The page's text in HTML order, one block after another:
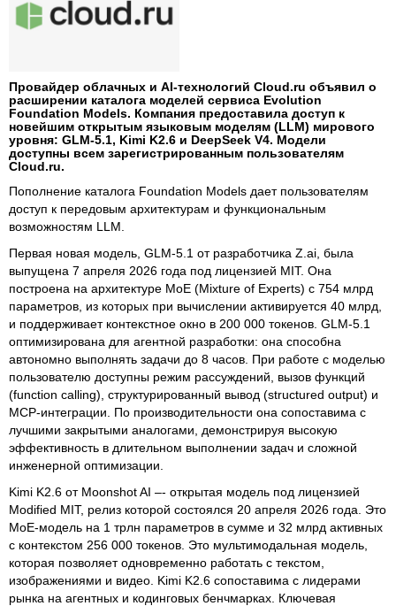
Провайдер облачных и AI-технологий Cloud.ru объявил о
расширении каталога моделей сервиса Evolution
Foundation Models. Компания предоставила доступ к
новейшим открытым языковым моделям (LLM) мирового
уровня: GLM-5.1, Kimi K2.6 и DeepSeek V4. Модели
доступны всем зарегистрированным пользователям
Cloud.ru.
Пополнение каталога Foundation Models дает пользователям
доступ к передовым архитектурам и функциональным
возможностям LLM.
Первая новая модель, GLM-5.1 от разработчика Z.ai, была
выпущена 7 апреля 2026 года под лицензией MIT. Она
построена на архитектуре MoE (Mixture of Experts) с 754 млрд
параметров, из которых при вычислении активируется 40 млрд,
и поддерживает контекстное окно в 200 000 токенов. GLM-5.1
оптимизирована для агентной разработки: она способна
автономно выполнять задачи до 8 часов. При работе с моделью
пользователю доступны режим рассуждений, вызов функций
(function calling), структурированный вывод (structured output) и
MCP-интеграции. По производительности она сопоставима с
лучшими закрытыми аналогами, демонстрируя высокую
эффективность в длительном выполнении задач и сложной
инженерной оптимизации.
Kimi K2.6 от Moonshot AI –- открытая модель под лицензией
Modified MIT, релиз которой состоялся 20 апреля 2026 года. Это
MoE-модель на 1 трлн параметров в сумме и 32 млрд активных
с контекстом 256 000 токенов. Это мультимодальная модель,
которая позволяет одновременно работать с текстом,
изображениями и видео. Kimi K2.6 сопоставима с лидерами
рынка на агентных и кодинговых бенчмарках. Ключевая